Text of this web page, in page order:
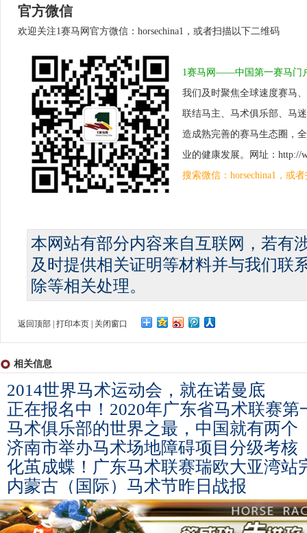
官方微信
欢迎关注1赛马网官方微信：horsechina1，或者扫描以下二维码
1赛马网——中国第一赛马门
我们及时聚焦全球速度赛马
联结马主、马术俱乐部、马
造成熟完善的赛马生态圈，
业的健康发展。网址：http://
搜索微信：horsechina1，或
本网站有部分内容来自互联网，若有
及时提供相关证明等材料并与我们联
除等相关处理。
返回顶部 | 打印本页 | 关闭窗口
相关信息
2014世界马术运动会，就在诺曼底
正在报名中！2020年广东省马术联赛第
马术俱乐部的世界之最，中国就有两个
济南市举办马术场地障碍项目分级考核
化茧成蝶！广东马术联赛瑞欧大亚湾站
内蒙古（国际）马术节昨日战报